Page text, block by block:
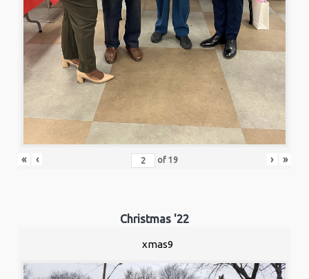
« ‹ of 19 › »
Christmas '22
xmas9